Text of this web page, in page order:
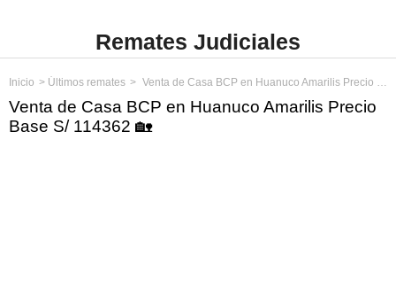
Remates Judiciales
Inicio Últimos remates Venta de Casa BCP en Huanuco Amarilis Precio Base S/ 114362
Venta de Casa BCP en Huanuco Amarilis Precio
Base S/ 114362 🏡